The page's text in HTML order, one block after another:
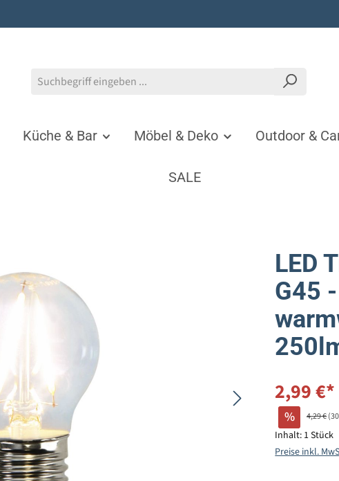
Küche & Bar Möbel & Deko Outdoor &
SALE
LED
G45
2,99 €*
% 4,29 €
Inhalt: 1 Stück
Preise inkl.